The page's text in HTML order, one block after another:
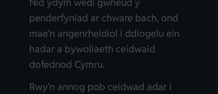
penderfyniad ar chware bach, ond
mae’n angenrheidiol i ddiogelu ein
hadar a bywoliaeth ceidwaid
dofednod Cymru.
Rwy’n annog pob ceidwad adar i